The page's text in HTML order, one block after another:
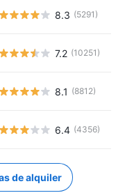
8.3 (5291)
7.2 (10251)
8.1 (8812)
6.4 (4356)
de alquiler